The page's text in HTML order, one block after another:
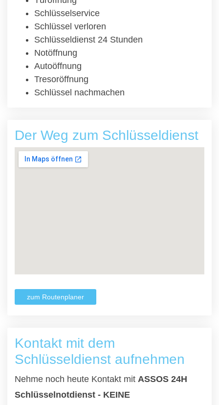
Schlüsselservice
Schlüssel verloren
Schlüsseldienst 24 Stunden
Notöffnung
Autoöffnung
Tresoröffnung
Schlüssel nachmachen
Der Weg zum Schlüsseldienst
zum Routenplaner
Kontakt mit dem
Schlüsseldienst aufnehmen
Nehme noch heute Kontakt mit ASSOS 24H
Schlüsselnotdienst - KEINE